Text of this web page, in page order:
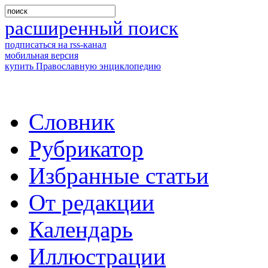
расширенный поиск
подписаться на rss-канал
мобильная версия
купить Православную энциклопедию
Словник
Рубрикатор
Избранные статьи
От редакции
Календарь
Иллюстрации